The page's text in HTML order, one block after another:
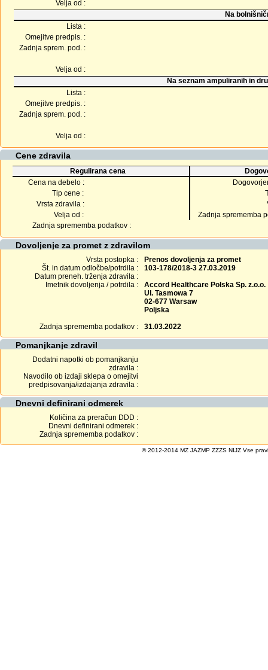
Velja od :
Na
Lista :
Omejitve predpis. :
Zadnja sprem. pod. :
Velja od :
Na seznam ampuliranih in
Lista :
Omejitve predpis. :
Zadnja sprem. pod. :
Velja od :
Cene zdravila
Regulirana cena
Cena na debelo :
Tip cene :
Vrsta zdravila :
Velja od :
Zadnja sprememba
Zadnja sprememba podatkov :
Dovoljenje za promet z zdravilom
Vrsta postopka :
Prenos dovoljenja za promet
Št. in datum odločbe/potrdila :
103-178/2018-3 27.03.2019
Datum preneh. trženja zdravila :
Imetnik dovoljenja / potrdila :
Accord Healthcare Polska Sp. z.o.o.
Ul. Tasmowa 7
02-677 Warsaw
Poljska
Zadnja sprememba podatkov :
31.03.2022
Pomanjkanje zdravil
Dodatni napotki ob pomanjkanju
zdravila :
Navodilo ob izdaji sklepa o omejitvi
predpisovanja/izdajanja zdravila :
Dnevni definirani odmerek
Količina za preračun DDD :
Dnevni definirani odmerek :
Zadnja sprememba podatkov :
© 2012-2014 MZ JAZMP ZZZS NIJZ Vse